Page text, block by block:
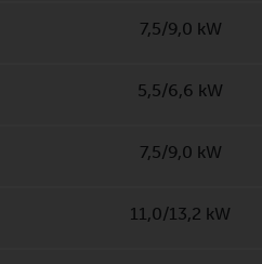
7,5/9,0 kW
5,5/6,6 kW
7,5/9,0 kW
11,0/13,2 kW